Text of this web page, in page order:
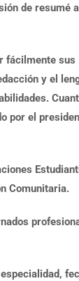
de resumé a
fácilmente sus
y el
por el
Comunitaria.